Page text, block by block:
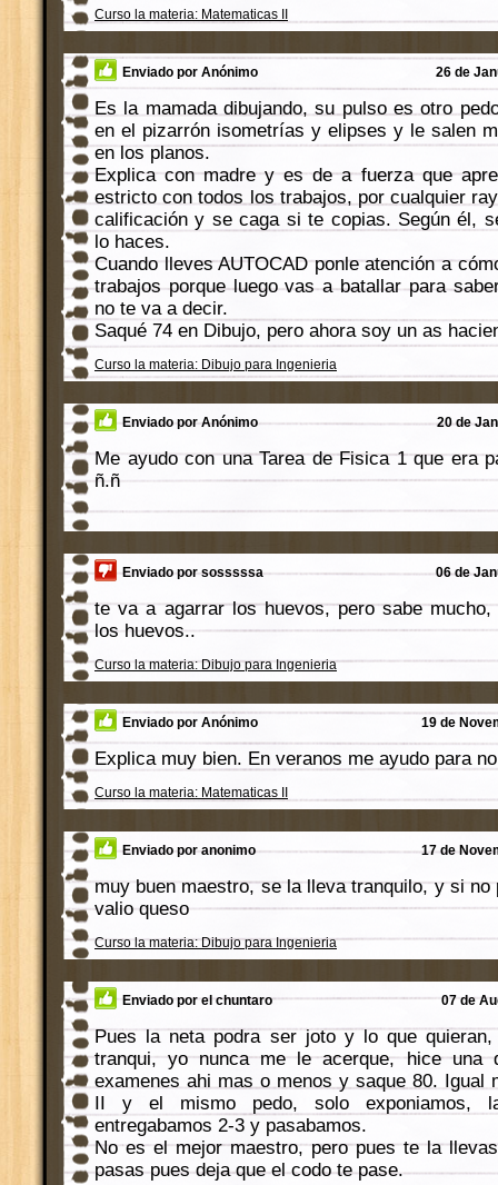
Curso la materia: Matematicas II
Enviado por Anónimo 26 de
Es la mamada dibujando, su pulso es otro
en el pizarrón isometrías y elipses y le salen
en los planos.
Explica con madre y es de a fuerza que
estricto con todos los trabajos, por cualquier
calificación y se caga si te copias. Según él,
lo haces.
Cuando lleves AUTOCAD ponle atención a
trabajos porque luego vas a batallar para
no te va a decir.
Saqué 74 en Dibujo, pero ahora soy un as
Curso la materia: Dibujo para Ingenieria
Enviado por Anónimo 20 de
Me ayudo con una Tarea de Fisica 1 que era
ñ.ñ
Enviado por sosssssa 06 de
te va a agarrar los huevos, pero sabe mucho,
los huevos..
Curso la materia: Dibujo para Ingenieria
Enviado por Anónimo 19 de
Explica muy bien. En veranos me ayudo para
Curso la materia: Matematicas II
Enviado por anonimo 17 de
muy buen maestro, se la lleva tranquilo, y si no
valio queso
Curso la materia: Dibujo para Ingenieria
Enviado por el chuntaro 07 de
Pues la neta podra ser joto y lo que
tranqui, yo nunca me le acerque, hice una
examenes ahi mas o menos y saque 80. Igual
II y el mismo pedo, solo exponiamos,
entregabamos 2-3 y pasabamos.
No es el mejor maestro, pero pues te la
pasas pues deja que el codo te pase.